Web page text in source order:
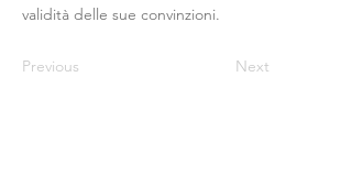
validità delle sue convinzioni.
Previous Next